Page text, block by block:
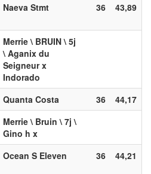
Naeva Stmt 36 43,89
Merrie \ BRUIN \ 5j
\ Aganix du
Seigneur x
Indorado
Quanta Costa 36
44,17
Merrie \ Bruin \ 7j \
Gino h x
Ocean S Eleven 36 44,21